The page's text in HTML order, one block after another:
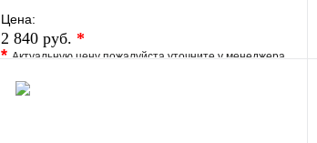
Цена:
2 840 руб. *
*Актуальную цену пожалуйста уточните у менеджера
В избранное